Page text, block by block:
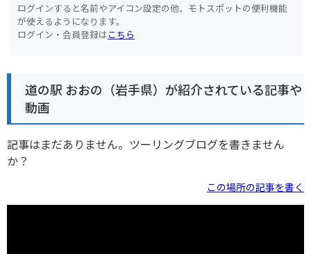
ログインすると名前やアイコン設定の他、モトスポットの便利機能
が使えるようになります。
ログイン・会員登録はこちら
道の駅 おおの（岩手県）が紹介されている記事や
動画
記事はまだありません。ツーリングブログを書きません
か？
この場所の記事を書く